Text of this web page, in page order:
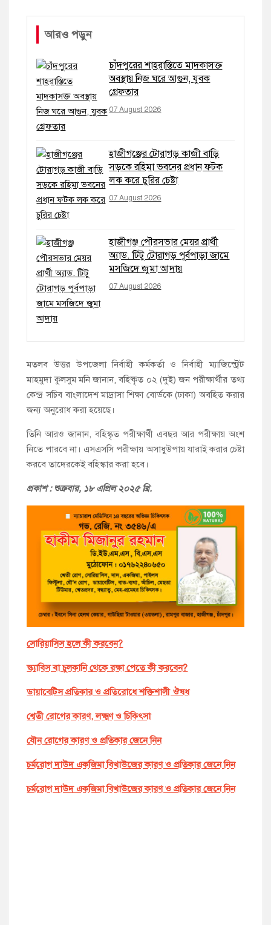
আরও পড়ুন
চাঁদপুরের শাহরাস্তিতে মাদকাসক্ত
অবস্থায় নিজ ঘরে আগুন, যুবক
গ্রেফতার
07 August 2026
হাজীগঞ্জের টোরাগড় কাজী বাড়ি
সড়কে রহিমা ভবনের প্রধান ফটক
লক করে চুরির চেষ্টা
07 August 2026
হাজীগঞ্জ পৌরসভার মেয়র প্রার্থী
অ্যাড. টিটু টোরাগড় পূর্বপাড়া জামে
মসজিদে জুমা আদায়
07 August 2026
মতলব উত্তর উপজেলা নির্বাহী কর্মকর্তা ও নির্বাহী ম্যাজিস্ট্রেট
মাহমুদা কুলসুম মনি জানান, বহিষ্কৃত ০২ (দুই) জন পরীক্ষার্থীর তথ্য
কেন্দ্র সচিব বাংলাদেশ মাদ্রাসা শিক্ষা বোর্ডকে (ঢাকা) অবহিত করার
জন্য অনুরোধ করা হয়েছে।
তিনি আরও জানান, বহিস্কৃত পরীক্ষার্থী এবছর আর পরীক্ষায় অংশ
নিতে পারবে না। এসএসসি পরীক্ষায় অসাধুউপায় যারাই করার চেষ্টা
করবে তাদেরকেই বহিস্কার করা হবে।
প্রকাশ : শুক্রবার, ১৮ এপ্রিল ২০২৫ খ্রি.
সোরিয়াসিস হলে কী করবেন?
স্ক্যাবিস বা চুলকানি থেকে রক্ষা পেতে কী করবেন?
ডায়াবেটিস প্রতিকার ও প্রতিরোধে শক্তিশালী ঔষধ
শ্বেতী রোগের কারণ, লক্ষ্মণ ও চিকিৎসা
যৌন রোগের কারণ ও প্রতিকার জেনে নিন
চর্মরোগ দাউদ একজিমা বিখাউজের কারণ ও প্রতিকার জেনে নিন
চর্মরোগ দাউদ একজিমা বিখাউজের কারণ ও প্রতিকার জেনে নিন